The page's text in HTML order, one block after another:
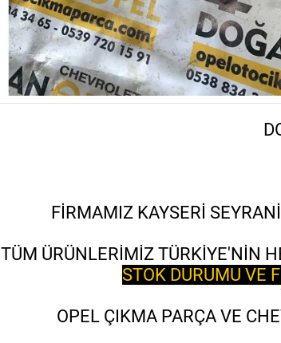
FİRMAMIZ KAYSERİ
TÜM ÜRÜNLERİMİZ TÜRKİYE'NİN
STOK DURUMU VE
OPEL ÇIKMA PARÇA VE